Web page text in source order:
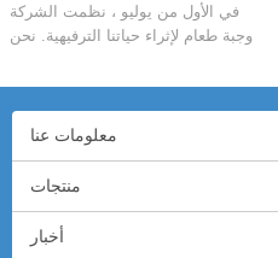
في الأول من يوليو ، نظمت الشركة
وجبة طعام لإثراء حياتنا الترفيهية. نحن
ولدينا محادثة سعيد�...
معلومات عنا
منتجات
أخبار